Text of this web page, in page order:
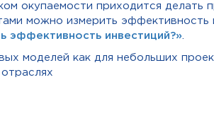
окупаемости приходится делать
можно измерить эффективность
эффективность инвестиций?»
моделей как для небольших